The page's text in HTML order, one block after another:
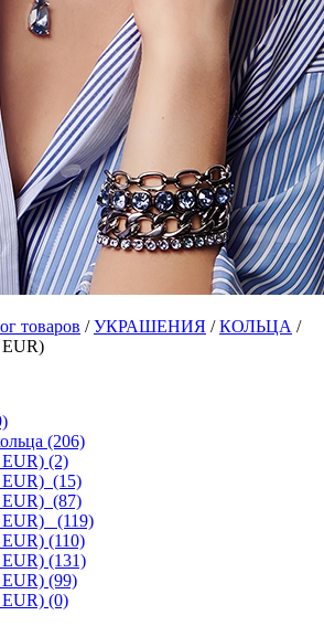
товаров /УКРАШЕНИЯ /КОЛЬЦА /
EUR)
(206)
EUR) (2)
EUR) (15)
EUR) (87)
EUR) (119)
(110)
EUR) (131)
EUR) (99)
EUR) (0)